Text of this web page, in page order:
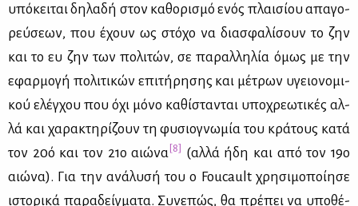
υπό­κει­ται δη­λα­δή στον κα­θο­ρι­σμό ενός πλαι­σί­ου απα­γο­
ρεύ­σε­ων, που έχουν ως στό­χο να δια­σφα­λί­σουν το ζην
και το ευ ζην των πο­λι­τών, σε πα­ραλ­λη­λία όμως με την
εφαρ­μο­γή πο­λι­τι­κών επι­τή­ρη­σης και μέ­τρων υγειο­νο­μι­
κού ελέγ­χου που όχι μό­νο κα­θί­στα­νται υπο­χρε­ω­τι­κές αλ­
λά και χα­ρα­κτη­ρί­ζουν τη φυ­σιο­γνω­μία του κρά­τους κα­τά
τον 20ό και τον 21ο αιώ­να [8] (αλ­λά ήδη και από τον 19ο
αιώ­να). Για την ανά­λυ­σή του ο Foucault χρη­σι­μο­ποί­η­σε
ιστο­ρι­κά πα­ρα­δείγ­μα­τα. Συ­νε­πώς, θα πρέ­πει να υπο­θέ­